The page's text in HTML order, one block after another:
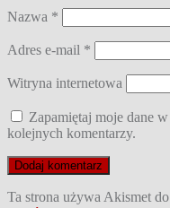
Nazwa *
Adres e-mail *
Witryna internetowa
Zapamiętaj moje dane
kolejnych komentarzy.
Ta strona używa Akismet